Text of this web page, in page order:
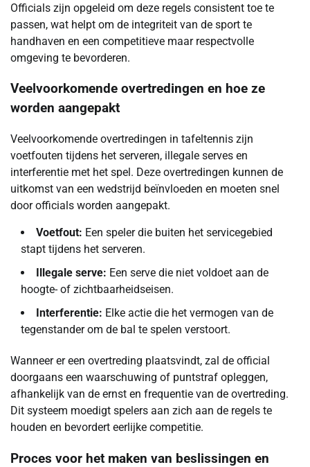
Officials zijn opgeleid om deze regels consistent toe te
passen, wat helpt om de integriteit van de sport te
handhaven en een competitieve maar respectvolle
omgeving te bevorderen.
Veelvoorkomende overtredingen en hoe ze
worden aangepakt
Veelvoorkomende overtredingen in tafeltennis zijn
voetfouten tijdens het serveren, illegale serves en
interferentie met het spel. Deze overtredingen kunnen de
uitkomst van een wedstrijd beïnvloeden en moeten snel
door officials worden aangepakt.
Voetfout: Een speler die buiten het servicegebied
stapt tijdens het serveren.
Illegale serve: Een serve die niet voldoet aan de
hoogte- of zichtbaarheidseisen.
Interferentie: Elke actie die het vermogen van de
tegenstander om de bal te spelen verstoort.
Wanneer er een overtreding plaatsvindt, zal de official
doorgaans een waarschuwing of puntstraf opleggen,
afhankelijk van de ernst en frequentie van de overtreding.
Dit systeem moedigt spelers aan zich aan de regels te
houden en bevordert eerlijke competitie.
Proces voor het maken van beslissingen en